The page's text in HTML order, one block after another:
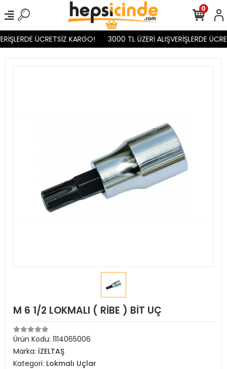
ÜCRETSİZ KARGO! 3000 TL ÜZERİ ALIŞVERİŞLERDE
0
M 6 1/2 LOKMALI ( RİBE ) BİT UÇ
Ürün Kodu: 1114065006
Marka: İZELTAŞ
Kategori: Lokmalı Uçlar